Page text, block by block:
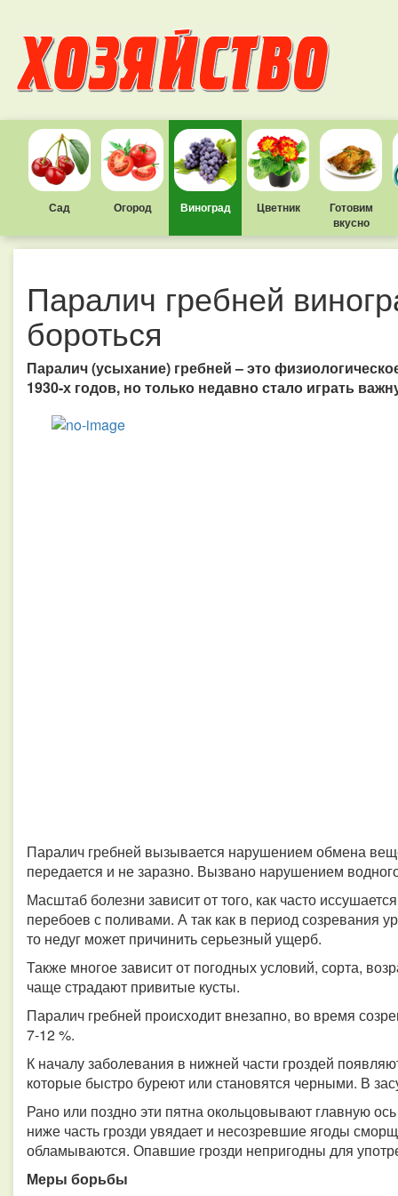
Сад Огород Виноград Цветник
Готовим
вкусно
Паралич гребней
бороться
Паралич (усыхание) гребней – это
1930-х годов, но только недавно стало играть
Паралич гребней вызывается нарушением обмена
передается и не заразно. Вызвано нарушением
Масштаб болезни зависит от того, как часто
перебоев с поливами. А так как в период созревания
то недуг может причинить серьезный ущерб.
Также многое зависит от погодных условий, сорта,
чаще страдают привитые кусты.
Паралич гребней происходит внезапно, во время
7-12 %.
К началу заболевания в нижней части гроздей
которые быстро буреют или становятся черными. В
Рано или поздно эти пятна окольцовывают главную
ниже часть грозди увядает и несозревшие ягоды
обламываются. Опавшие грозди непригодны для
Меры борьбы